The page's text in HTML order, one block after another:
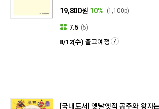
19,800원 10% (1,100p)
7.5 (5)
8/12(수) 출고예정
[국내도서] 옛날옛적 공주와 왕자